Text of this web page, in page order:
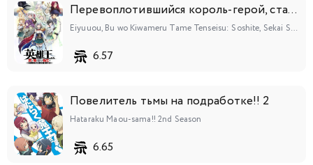
162 163 164 165 166 167 168
169 170 171
183 184 185 186 187
Перевоплотившийся король-герой, ставший самой сильной ученицей рыцаря
Eiyuuou, Bu wo Kiwameru Tame Tenseisu: Soshite, Sekai Saikyou no Minarai Kishi♀
6.57
Повелитель тьмы на подработке!! 2
Hataraku Maou-sama!! 2nd Season
6.65